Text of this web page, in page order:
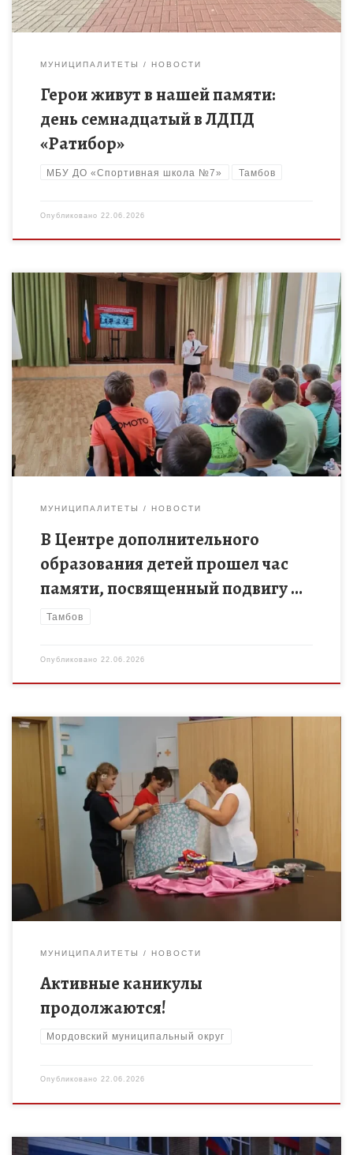
МУНИЦИПАЛИТЕТЫ НОВОСТИ
Герои живут в нашей памяти:
день семнадцатый в ЛДПД
«Ратибор»
МБУ ДО «Спортивная школа №7» Тамбов
Опубликовано 22.06.2026
22 июня – день, который навсегда останется в нашей памяти
как День памяти и скорби. В этот день в 1941 году началась
Великая Отечественная война, […]
МУНИЦИПАЛИТЕТЫ НОВОСТИ
В Центре дополнительного
образования детей прошел час
памяти, посвященный подвигу …
Тамбов
Опубликовано 22.06.2026
В Мордовском Доме детского творчества кипит творческая
жизнь! На каникулярной смене «Мода и специальность:
путешествие в мир дизайна одежды» ребята уже не просто
рисуют эскизы […]
МУНИЦИПАЛИТЕТЫ НОВОСТИ
Активные каникулы
продолжаются!
Мордовский муниципальный округ
Опубликовано 22.06.2026